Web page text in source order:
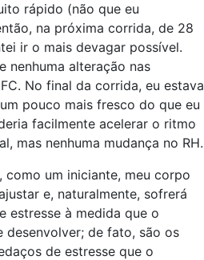
rápido (não que eu
na próxima corrida, de 28
ir o mais devagar possível.
nenhuma alteração nas
No final da corrida, eu estava
pouco mais fresco do que eu
facilmente acelerar o ritmo
mas nenhuma mudança no RH.
como um iniciante, meu corpo
e, naturalmente, sofrerá
estresse à medida que o
desenvolver; de fato, são os
de estresse que o